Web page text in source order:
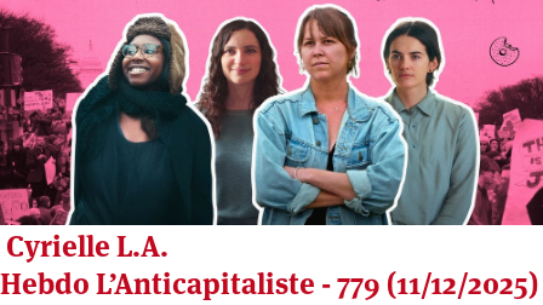
Cyrielle L.A.
Hebdo L’Anticapitaliste - 779 (11/12/2025)